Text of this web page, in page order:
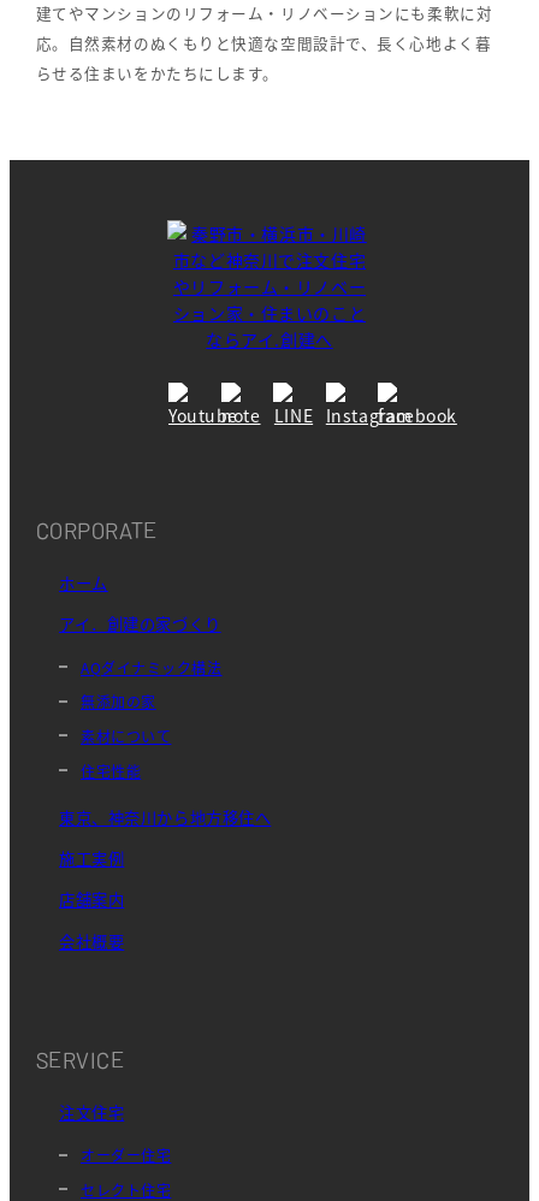
建てやマンションのリフォーム・リノベーションにも柔軟に対
応。自然素材のぬくもりと快適な空間設計で、長く心地よく暮
らせる住まいをかたちにします。
CORPORATE
ホーム
アイ．創建の家づくり
AQダイナミック構法
無添加の家
素材について
住宅性能
東京、神奈川から地方移住へ
施工実例
店舗案内
会社概要
SERVICE
注文住宅
オーダー住宅
セレクト住宅